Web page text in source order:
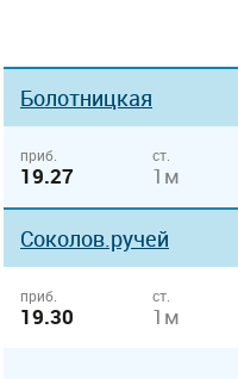
Болотницкая
приб.
19.27
ст.
1м
Соколов.ручей
приб.
19.30
ст.
1м